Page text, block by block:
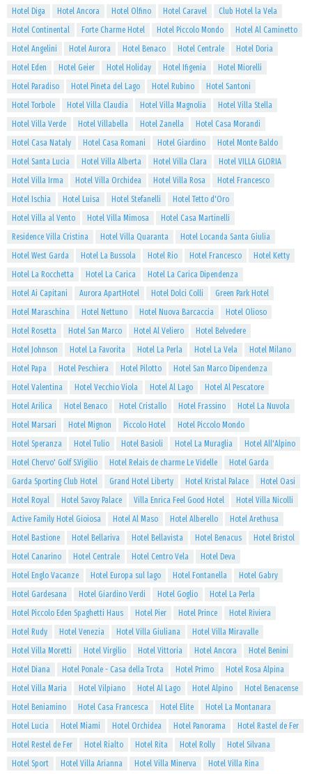
Hotel Diga Hotel Ancora Hotel Olfino Hotel Caravel
Club Hotel la Vela
Hotel Continental
Forte Charme Hotel Hotel Piccolo Mondo
Hotel Al Caminetto
Hotel Angelini
Hotel Aurora Hotel Benaco Hotel Centrale
Hotel Doria
Hotel Eden
Hotel Geier Hotel Holiday Hotel Ifigenia
Hotel Miorelli
Hotel Paradiso
Hotel Pineta del Lago Hotel Rubino
Hotel Santoni
Hotel Torbole
Hotel Villa Claudia Hotel Villa Magnolia
Hotel Villa Stella
Hotel Villa Verde
Hotel Villabella Hotel Zanella
Hotel Casa Morandi
Hotel Casa Nataly
Hotel Casa Romani Hotel Giardino
Hotel Monte Baldo
Hotel Santa Lucia
Hotel Villa Alberta Hotel Villa Clara
Hotel VILLA GLORIA
Hotel Villa Irma
Hotel Villa Orchidea Hotel Villa Rosa
Hotel Francesco
Hotel Ischia
Hotel Luisa Hotel Stefanelli
Hotel Tetto d'Oro
Hotel Villa al Vento
Hotel Villa Mimosa
Hotel Casa Martinelli
Residence Villa Cristina
Hotel Villa Quaranta
Hotel Locanda Santa Giulia
Hotel West Garda
Hotel La Bussola Hotel Rio Hotel Francesco
Hotel Ketty
Hotel La Rocchetta
Hotel La Carica
Hotel La Carica Dipendenza
Hotel Ai Capitani
Aurora ApartHotel Hotel Dolci Colli
Green Park Hotel
Hotel Maraschina
Hotel Nettuno Hotel Nuova Barcaccia
Hotel Olioso
Hotel Rosetta
Hotel San Marco Hotel Al Veliero
Hotel Belvedere
Hotel Johnson
Hotel La Favorita Hotel La Perla Hotel La Vela
Hotel Milano
Hotel Papa
Hotel Peschiera Hotel Pilotto
Hotel San Marco Dipendenza
Hotel Valentina
Hotel Vecchio Viola Hotel Al Lago
Hotel Al Pescatore
Hotel Arilica
Hotel Benaco Hotel Cristallo Hotel Frassino
Hotel La Nuvola
Hotel Marsari
Hotel Mignon Piccolo Hotel
Hotel Piccolo Mondo
Hotel Speranza
Hotel Tulio Hotel Basioli Hotel La Muraglia
Hotel All'Alpino
Hotel Chervo' Golf S.Vigilio
Hotel Relais de charme Le Videlle
Hotel Garda
Garda Sporting Club Hotel
Grand Hotel Liberty Hotel Kristal Palace
Hotel Oasi
Hotel Royal
Hotel Savoy Palace Villa Enrica Feel Good Hotel
Hotel Villa Nicolli
Active Family Hotel Gioiosa
Hotel Al Maso Hotel Alberello
Hotel Arethusa
Hotel Bastione
Hotel Bellariva Hotel Bellavista Hotel Benacus
Hotel Bristol
Hotel Canarino
Hotel Centrale Hotel Centro Vela
Hotel Deva
Hotel Englo Vacanze
Hotel Europa sul lago Hotel Fontanella
Hotel Gabry
Hotel Gardesana
Hotel Giardino Verdi Hotel Goglio
Hotel La Perla
Hotel Piccolo Eden Spaghetti Haus
Hotel Pier Hotel Prince
Hotel Riviera
Hotel Rudy
Hotel Venezia Hotel Villa Giuliana
Hotel Villa Miravalle
Hotel Villa Moretti
Hotel Virgilio Hotel Vittoria Hotel Ancora
Hotel Benini
Hotel Diana
Hotel Ponale - Casa della Trota Hotel Primo
Hotel Rosa Alpina
Hotel Villa Maria
Hotel Vilpiano Hotel Al Lago Hotel Alpino
Hotel Benacense
Hotel Beniamino
Hotel Casa Francesca Hotel Elite
Hotel La Montanara
Hotel Lucia
Hotel Miami Hotel Orchidea Hotel Panorama
Hotel Rastel de Fer
Hotel Restel de Fer
Hotel Rialto Hotel Rita Hotel Rolly
Hotel Silvana
Hotel Sport
Hotel Villa Arianna Hotel Villa Minerva
Hotel Villa Rina